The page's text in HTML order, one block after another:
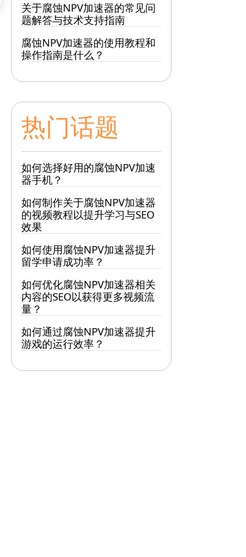
关于腐蚀NPV加速器的常见问
题解答与技术支持指南
腐蚀NPV加速器的使用教程和
操作指南是什么？
热门话题
如何选择好用的腐蚀NPV加速
器手机？
如何制作关于腐蚀NPV加速器
的视频教程以提升学习与SEO
效果
如何使用腐蚀NPV加速器提升
留学申请成功率？
如何优化腐蚀NPV加速器相关
内容的SEO以获得更多视频流
量？
如何通过腐蚀NPV加速器提升
游戏的运行效率？